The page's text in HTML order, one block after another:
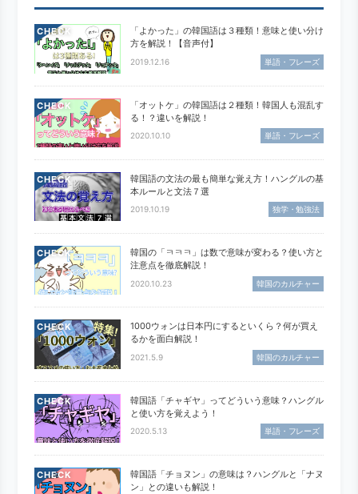
CHECK
「よかった」の韓国語は３種類！意味と使い分け
方を解説！【音声付】
2019.12.16 単語・フレーズ
CHECK
「オットケ」の韓国語は２種類！韓国人も混乱す
る！？違いを解説！
2020.10.10 単語・フレーズ
CHECK
韓国語の文法の最も簡単な覚え方！ハングルの基
本ルールと文法７選
2019.10.19 独学・勉強法
CHECK
韓国の「ㅋㅋㅋ」は数で意味が変わる？使い方と
注意点を徹底解説！
2020.10.23 韓国のカルチャー
CHECK
1000ウォンは日本円にするといくら？何が買え
るかを面白解説！
2021.5.9 韓国のカルチャー
CHECK
韓国語「チャギヤ」ってどういう意味？ハングル
と使い方を覚えよう！
2020.5.13 単語・フレーズ
CHECK
韓国語「チョヌン」の意味は？ハングルと「ナヌ
ン」との違いも解説！